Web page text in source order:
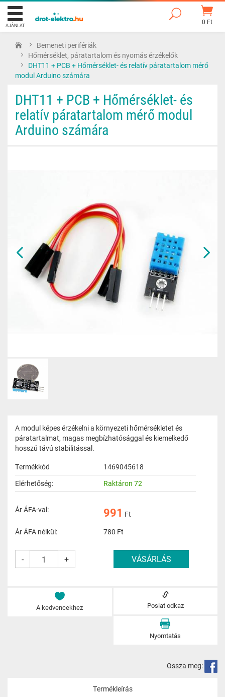
0 Ft
AJÁNLAT
Bemeneti perifériák
Hőmérséklet, páratartalom és nyomás érzékelők
DHT11 + PCB + Hőmérséklet- és relatív páratartalom mérő
modul Arduino számára
DHT11 + PCB + Hőmérséklet- és
relatív páratartalom mérő modul
Arduino számára
A modul képes érzékelni a környezeti hőmérsékletet és
páratartalmat, magas megbízhatósággal és kiemelkedő
hosszú távú stabilitással.
Termékkód
1469045618
Elérhetőség:
Raktáron 72
Ár ÁFA-val: 991 Ft
Ár ÁFA nélkül:
780 Ft
- +
A kedvencekhez Poslat odkaz
Nyomtatás
Ossza meg:
Termékleírás